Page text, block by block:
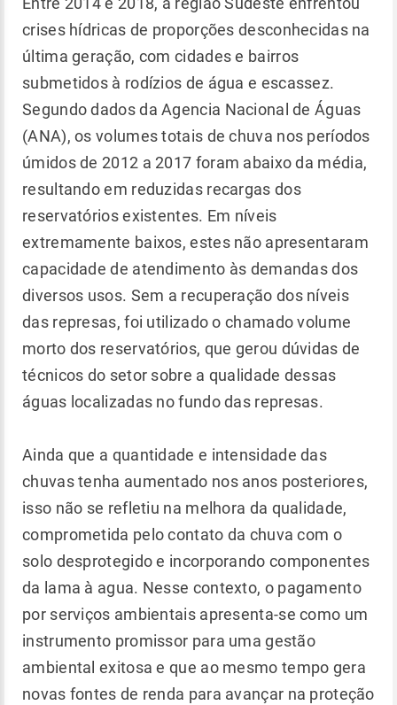
crises hídricas de proporções desconhecidas na
última geração, com cidades e bairros
submetidos à rodízios de água e escassez.
Segundo dados da Agencia Nacional de Águas
(ANA), os volumes totais de chuva nos períodos
úmidos de 2012 a 2017 foram abaixo da média,
resultando em reduzidas recargas dos
reservatórios existentes. Em níveis
extremamente baixos, estes não apresentaram
capacidade de atendimento às demandas dos
diversos usos. Sem a recuperação dos níveis
das represas, foi utilizado o chamado volume
morto dos reservatórios, que gerou dúvidas de
técnicos do setor sobre a qualidade dessas
águas localizadas no fundo das represas.
Ainda que a quantidade e intensidade das
chuvas tenha aumentado nos anos posteriores,
isso não se refletiu na melhora da qualidade,
comprometida pelo contato da chuva com o
solo desprotegido e incorporando componentes
da lama à agua. Nesse contexto, o pagamento
por serviços ambientais apresenta-se como um
instrumento promissor para uma gestão
ambiental exitosa e que ao mesmo tempo gera
novas fontes de renda para avançar na proteção